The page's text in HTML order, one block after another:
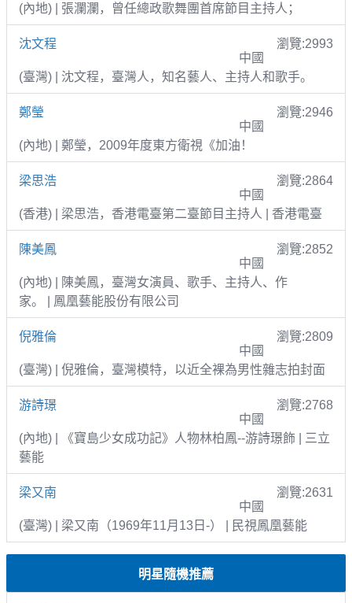
(內地) | 張瀾瀾，曾任總政歌舞團首席節目主持人；
沈文程
瀏覽:2993
中國
(臺灣) | 沈文程，臺灣人，知名藝人、主持人和歌手。
鄭瑩
瀏覽:2946
中國
(內地) | 鄭瑩，2009年度東方衛視《加油！
梁思浩
瀏覽:2864
中國
(香港) | 梁思浩，香港電臺第二臺節目主持人 | 香港電臺
陳美鳳
瀏覽:2852
中國
(內地) | 陳美鳳，臺灣女演員、歌手、主持人、作
家。 | 鳳凰藝能股份有限公司
倪雅倫
瀏覽:2809
中國
(臺灣) | 倪雅倫，臺灣模特，以近全裸為男性雜志拍封面
游詩璟
瀏覽:2768
中國
(內地) | 《寶島少女成功記》人物林柏鳳--游詩璟飾 | 三立
藝能
梁又南
瀏覽:2631
中國
(臺灣) | 梁又南（1969年11月13日-） | 民視鳳凰藝能
明星隨機推薦